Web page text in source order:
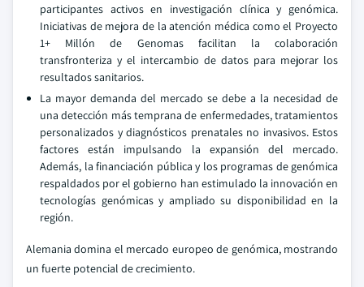
participantes activos en investigación clínica y genómica.
Iniciativas de mejora de la atención médica como el Proyecto
1+ Millón de Genomas facilitan la colaboración
transfronteriza y el intercambio de datos para mejorar los
resultados sanitarios.
La mayor demanda del mercado se debe a la necesidad de
una detección más temprana de enfermedades, tratamientos
personalizados y diagnósticos prenatales no invasivos. Estos
factores están impulsando la expansión del mercado.
Además, la financiación pública y los programas de genómica
respaldados por el gobierno han estimulado la innovación en
tecnologías genómicas y ampliado su disponibilidad en la
región.
Alemania domina el mercado europeo de genómica, mostrando
un fuerte potencial de crecimiento.